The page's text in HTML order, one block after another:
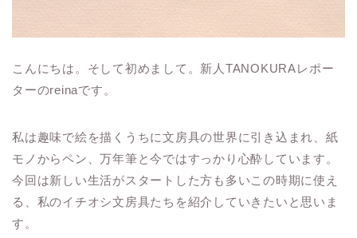
こんにちは。そして初めまして。新人TANOKURAレポー
ターのreinaです。
私は趣味で絵を描くうちに文房具の世界に引き込まれ、紙
モノからペン、万年筆と今ではすっかり心酔しています。
今回は新しい生活がスタートした方も多いこの時期に使え
る、私のイチオシ文房具たちを紹介していきたいと思いま
す。